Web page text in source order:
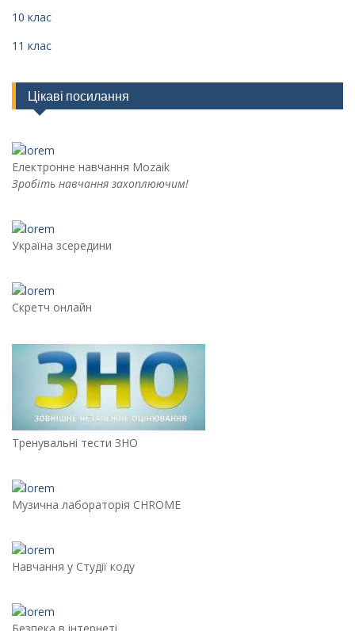
10 клас
11 клас
Цікаві посилання
Електронне навчання Mozaik
Зробіть навчання захоплюючим!
Україна зсередини
Скретч онлайн
Тренувальні тести ЗНО
Музична лабораторія CHROME
Навчання у Студії коду
Безпека в інтернеті